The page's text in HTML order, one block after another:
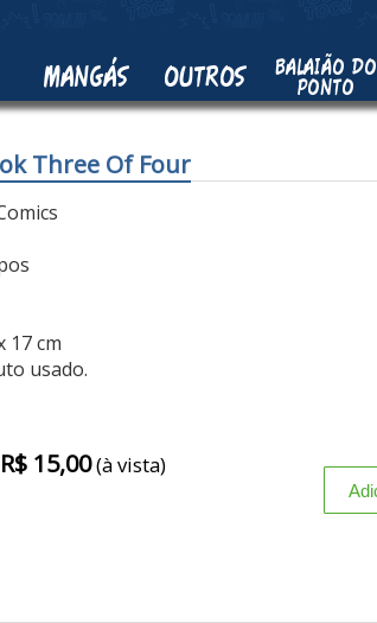
MANGÁS OUTROS BALAIÃO DO
PONTO
Three Of Four
17 cm
usado.
15,00(à vista)